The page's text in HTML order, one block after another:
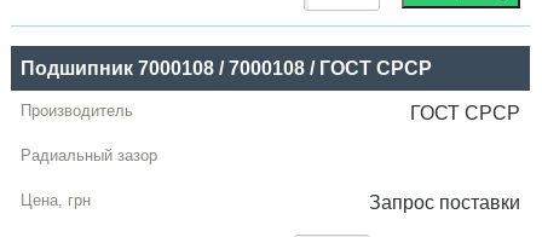
Подшипник 7000108 / 7000108 / ГОСТ СРСР
ГОСТ СРСР
Запрос поставки